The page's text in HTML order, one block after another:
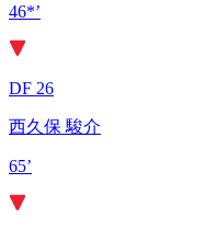
46*’
DF 26
西久保 駿介
65’